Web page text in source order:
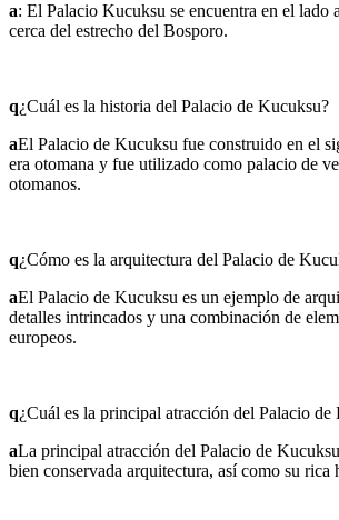
a: El Palacio Kucuksu se encuentra en el lado
cerca del estrecho del Bosporo.
q¿Cuál es la historia del Palacio de Kucuksu?
aEl Palacio de Kucuksu fue construido en el
era otomana y fue utilizado como palacio de
otomanos.
q¿Cómo es la arquitectura del Palacio de
aEl Palacio de Kucuksu es un ejemplo de
detalles intrincados y una combinación de
europeos.
q¿Cuál es la principal atracción del Palacio de
aLa principal atracción del Palacio de
bien conservada arquitectura, así como su rica